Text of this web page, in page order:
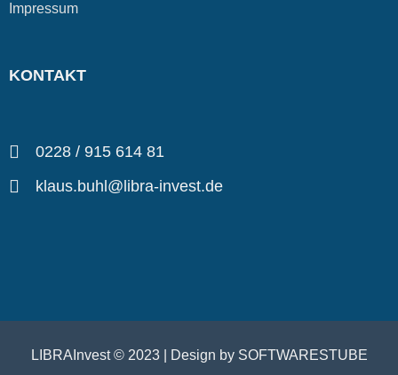
Impressum
KONTAKT
0228 / 915 614 81
klaus.buhl@libra-invest.de
LIBRAInvest © 2023 | Design by SOFTWARESTUBE